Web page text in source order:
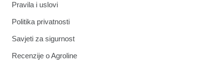
Pravila i uslovi
Politika privatnosti
Savjeti za sigurnost
Recenzije o Agroline